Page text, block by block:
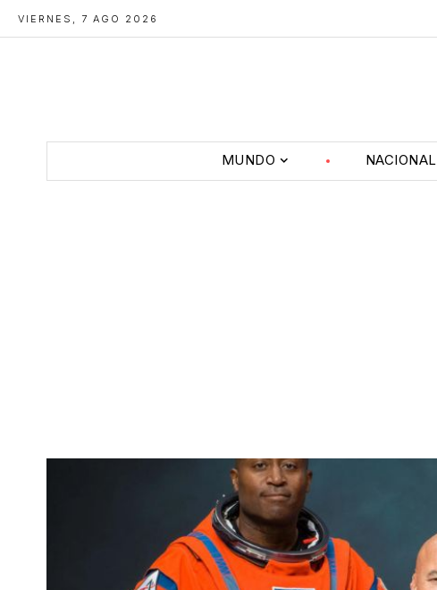
VIERNES, 7 AGO 2026
MUNDO NACIONAL